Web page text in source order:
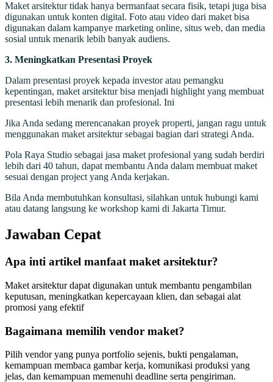
Maket arsitektur tidak hanya bermanfaat secara fisik, tetapi juga bisa
digunakan untuk konten digital. Foto atau video dari maket bisa
digunakan dalam kampanye marketing online, situs web, dan media
sosial untuk menarik lebih banyak audiens.
3. Meningkatkan Presentasi Proyek
Dalam presentasi proyek kepada investor atau pemangku
kepentingan, maket arsitektur bisa menjadi highlight yang membuat
presentasi lebih menarik dan profesional. Ini
Jika Anda sedang merencanakan proyek properti, jangan ragu untuk
menggunakan maket arsitektur sebagai bagian dari strategi Anda.
Pola Raya Studio sebagai jasa maket profesional yang sudah berdiri
lebih dari 40 tahun, dapat membantu Anda dalam membuat maket
sesuai dengan project yang Anda kerjakan.
Bila Anda membutuhkan konsultasi, silahkan untuk hubungi kami
atau datang langsung ke workshop kami di Jakarta Timur.
Jawaban Cepat
Apa inti artikel manfaat maket arsitektur?
Maket arsitektur dapat digunakan untuk membantu pengambilan
keputusan, meningkatkan kepercayaan klien, dan sebagai alat
promosi yang efektif
Bagaimana memilih vendor maket?
Pilih vendor yang punya portfolio sejenis, bukti pengalaman,
kemampuan membaca gambar kerja, komunikasi produksi yang
jelas, dan kemampuan memenuhi deadline serta pengiriman.